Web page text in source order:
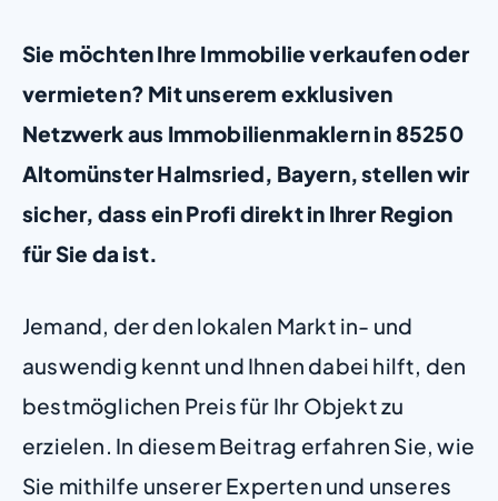
Sie möchten Ihre Immobilie verkaufen oder
vermieten? Mit unserem exklusiven
Netzwerk aus Immobilienmaklern in 85250
Altomünster Halmsried, Bayern, stellen wir
sicher, dass ein Profi direkt in Ihrer Region
für Sie da ist.
Jemand, der den lokalen Markt in- und
auswendig kennt und Ihnen dabei hilft, den
bestmöglichen Preis für Ihr Objekt zu
erzielen. In diesem Beitrag erfahren Sie, wie
Sie mithilfe unserer Experten und unseres